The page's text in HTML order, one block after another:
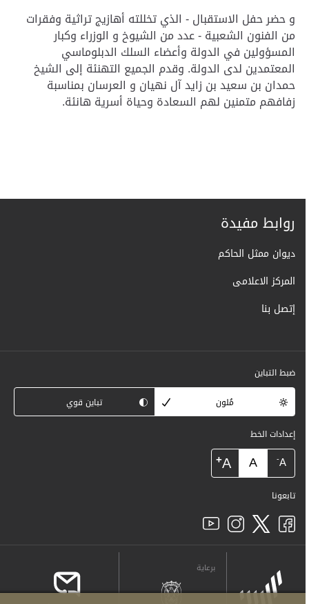
و حضر حفل الاستقبال - الذي تخللته أهازيج تراثية وفقرات
من الفنون الشعبية - عدد من الشيوخ و الوزراء وكبار
المسؤولين في الدولة وأعضاء السلك الدبلوماسي
المعتمدين لدى الدولة. وقدم الجميع التهنئة إلى الشيخ
حمدان بن سعيد بن زايد آل نهيان و العرسان بمناسبة
زفافهم متمنين لهم السعادة وحياة أسرية هانئة.
روابط مفيدة
ديوان ممثل الحاكم
المركز الاعلامى
إتصل بنا
ضبط التباين
مُلون
تباين قوي
إعدادات الخط
A
-
A
A
+
تابعونا
برعاية